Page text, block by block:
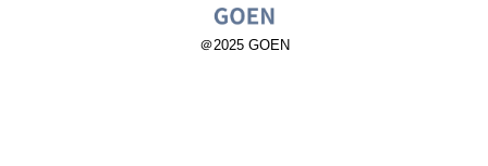
＠2025 GOEN